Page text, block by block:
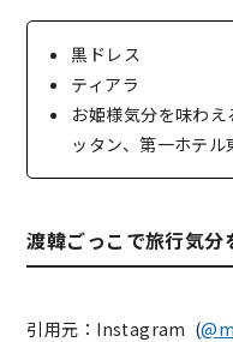
黒ドレス
ティアラ
お姫様気分を味わ
ッタン、第一ホテル
渡韓ごっこで旅行気分
引用元：Instagram (@